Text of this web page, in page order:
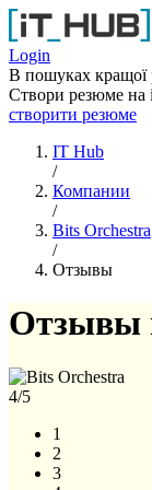
Перейти к
Login
В пошуках кращої
Створи резюме на
створити резюме
IT Hub
/
Компании
/
Bits Orchestra
/
Отзывы
Отзывы
4/5
1
2
3